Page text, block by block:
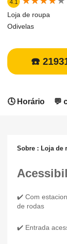
4.1
Loja de roupa
Odivelas
☎️
🕓 Horário 💬
Sobre : Loja de
✔️ Com
de rodas
✔️ Entrada